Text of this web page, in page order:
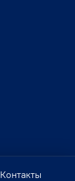
Контакты